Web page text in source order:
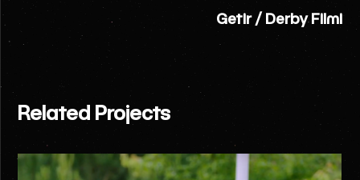
Getir / Derby Filmi
Related Projects